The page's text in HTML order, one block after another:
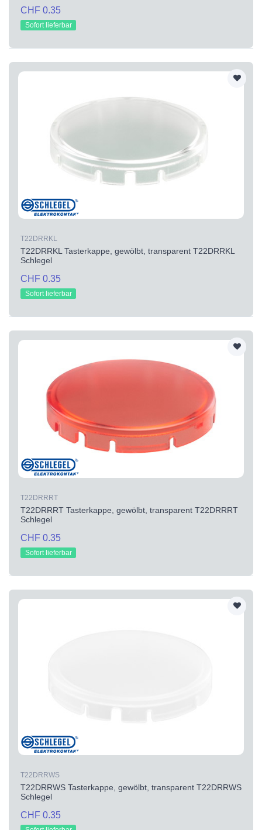
CHF 0.35
Sofort lieferbar
T22DRRKL
T22DRRKL Tasterkappe, gewölbt, transparent T22DRRKL
Schlegel
CHF 0.35
Sofort lieferbar
T22DRRRT
T22DRRRT Tasterkappe, gewölbt, transparent T22DRRRT
Schlegel
CHF 0.35
Sofort lieferbar
T22DRRWS
T22DRRWS Tasterkappe, gewölbt, transparent T22DRRWS
Schlegel
CHF 0.35